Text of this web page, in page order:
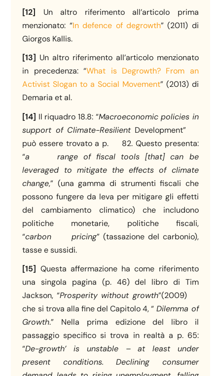
[12]
Un altro riferimento all’articolo prima
menzionato: “In defence of degrowth” (2011) di
Giorgos Kallis.
[13] Un altro riferimento all’articolo menzionato
in precedenza: “What is Degrowth? From an
Activist Slogan to a Social Movement” (2013) di
Demaria et al.
[14] Il riquadro 18.8: “Macroeconomic policies in
support of Climate-Resilient Development”
può essere trovato a p. 82. Questo presenta:
“a
range of fiscal tools [that] can be
leveraged to mitigate the effects of climate
change,” (una gamma di strumenti fiscali che
possono fungere da leva per mitigare gli effetti
del cambiamento climatico) che includono
politiche monetarie, politiche fiscali,
“carbon pricing” (tassazione del carbonio),
tasse e sussidi.
[15] Questa affermazione ha come riferimento
una singola pagina (p. 46) del libro di Tim
Jackson, “Prosperity without growth”(2009)
che si trova alla fine del Capitolo 4, “ Dilemma of
Growth.” Nella prima edizione del libro il
passaggio specifico si trova in realtà a p. 65:
“De-growth’ is unstable – at least under
present conditions. Declining consumer